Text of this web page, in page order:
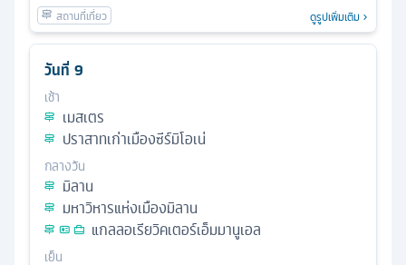
ดูรูปเพิ่มเติม
วันที่ 9
เช้า
เมสเตร
ปราสาทเก่าเมืองซีร์มิโอเน่
กลางวัน
มิลาน
มหาวิหารแห่งเมืองมิลาน
แกลลอเรียวิคเตอร์เอ็มมานูเอล
เย็น